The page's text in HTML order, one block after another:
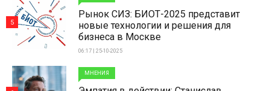
Рынок СИЗ: БИОТ-2025 представит
новые технологии и решения для
бизнеса в Москве
06:17 | 25-10-2025
5
МНЕНИЯ